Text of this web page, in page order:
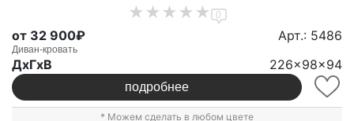
0
от 32 900₽ Арт.: 5486
Диван-кровать
ДxГxВ 226x98x94
подробнее
* Можем сделать в любом цвете